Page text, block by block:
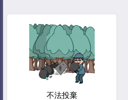
不法投棄